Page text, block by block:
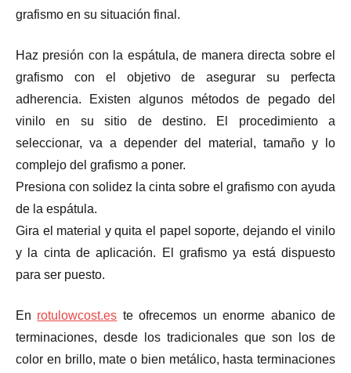
grafismo en su situación final.
Haz presión con la espátula, de manera directa sobre el
grafismo con el objetivo de asegurar su perfecta
adherencia. Existen algunos métodos de pegado del
vinilo en su sitio de destino. El procedimiento a
seleccionar, va a depender del material, tamaño y lo
complejo del grafismo a poner.
Presiona con solidez la cinta sobre el grafismo con ayuda
de la espátula.
Gira el material y quita el papel soporte, dejando el vinilo
y la cinta de aplicación. El grafismo ya está dispuesto
para ser puesto.
En rotulowcost.es te ofrecemos un enorme abanico de
terminaciones, desde los tradicionales que son los de
color en brillo, mate o bien metálico, hasta terminaciones